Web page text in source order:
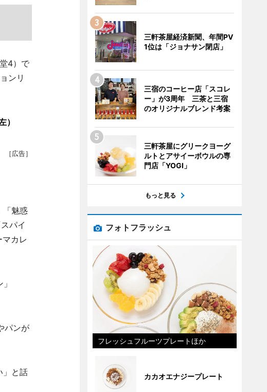
4）で
ンリ
）
［広告］
「魅惑
パイ
カレ
パンが
」と話
三軒茶屋経済新聞、年間PV
1位は「ジョナサン閉店」
三宿のコーヒー店「スコレ
ー」が3周年 三茶と三宿
のオリジナルブレンド考案
三軒茶屋にグリークヨーグ
ルトとアサイーボウルの専
門店「YOGI」
もっと見る
フォトフラッシュ
フレッシュフルーツプレートほか
カカオエナジープレート